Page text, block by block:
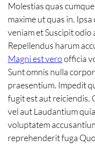
Molestias quas
maxime ut quas in.
veniam et Suscipit
Repellendus harum
Magni est veroofficia
Sunt omnis nulla
praesentium. Impedit
fugit est aut reiciendis.
vel aut Laudantium
voluptatem
reprehenderit fuga